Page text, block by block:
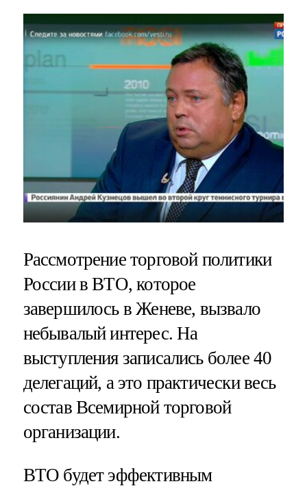
Рассмотрение торговой политики
России в ВТО, которое
завершилось в Женеве, вызвало
небывалый интерес. На
выступления записались более 40
делегаций, а это практически весь
состав Всемирной торговой
организации.
ВТО будет эффективным